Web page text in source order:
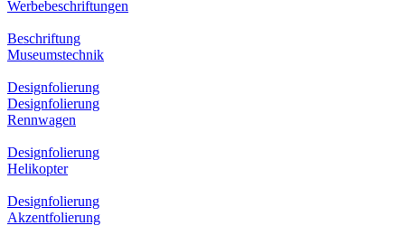
Werbebeschriftungen
Beschriftung
Museumstechnik
Designfolierung
Designfolierung
Rennwagen
Designfolierung
Helikopter
Designfolierung
Akzentfolierung